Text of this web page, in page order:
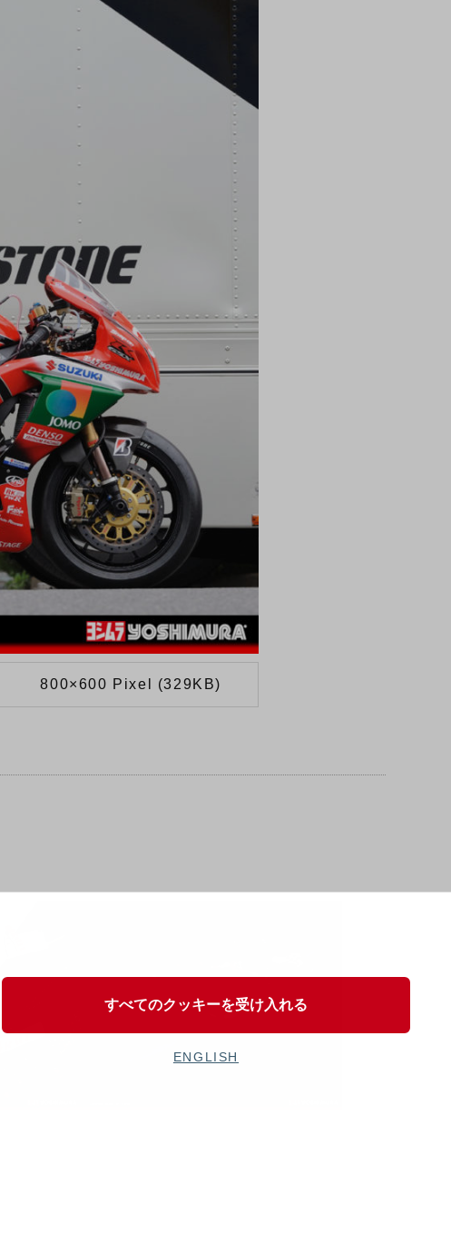
800×600 Pixel (329KB)
すべてのクッキーを受け入れる
ENGLISH